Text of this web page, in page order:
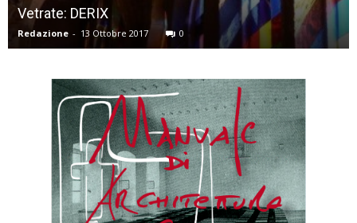
Vetrate: DERIX
Redazione - 13 Ottobre 2017 0